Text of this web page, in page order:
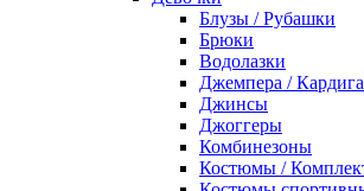
Блузы / Рубашки
Брюки
Водолазки
Джемпера /
Джинсы
Джоггеры
Комбинезоны
Костюмы /